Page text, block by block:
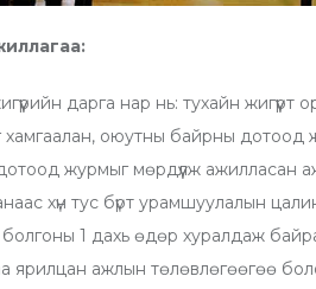
дарга нар нь: тухайн
хамгаалан, оюутны байрны дотоод
журмыг мөрдүүлж ажилласан
хүн тус бүрт урамшуулалын
1 дахь өдөр хуралдаж
ярилцан ажлын төлөвлөгөөгөө